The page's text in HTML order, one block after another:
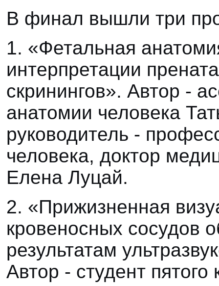
В финал вышли три
1. «Фетальная
интерпретации
скринингов». Автор -
анатомии человека
руководитель -
человека, доктор
Елена Луцай.
2. «Прижизненная
кровеносных сосудов
результатам
Автор - студент пятого